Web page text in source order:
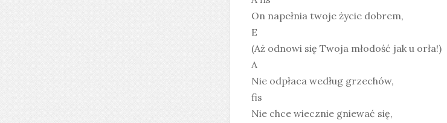
On napełnia twoje życie dobrem,
E
(Aż odnowi się Twoja młodość jak u orła!)
A
Nie odpłaca według grzechów,
fis
Nie chce wiecznie gniewać się,